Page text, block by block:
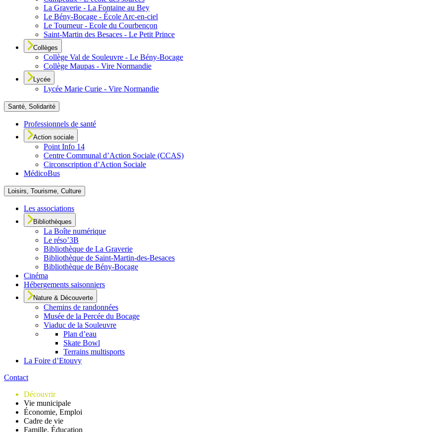
La Graverie - La Fontaine au Bey
Le Bény-Bocage - École Arc-en-ciel
Le Tourneur - Ecole du Courbençon
Saint-Martin des Besaces - Le Petit Prince
Collèges
Collège Val de Souleuvre - Le Bény-Bocage
Collège Maupas - Vire Normandie
Lycée
Lycée Marie Curie - Vire Normandie
Santé, Solidarité
Professionnels de santé
Action sociale
Point Info 14
Centre Communal d’Action Sociale (CCAS)
Circonscription d’Action Sociale
MédicoBus
Loisirs, Tourisme, Culture
Les associations
Bibliothèques
La Boîte numérique
Le réso’3B
Bibliothèque de La Graverie
Bibliothèque de Saint-Martin-des-Besaces
Bibliothèque de Bény-Bocage
Cinéma
Hébergements saisonniers
Nature & Découverte
Chemins de randonnées
Musée de la Percée du Bocage
Viaduc de la Souleuvre
Plan d’eau
Skate Bowl
Terrains multisports
La Foire d’Etouvy
Contact
Découvrir
Vie municipale
Économie, Emploi
Cadre de vie
Famille, Éducation